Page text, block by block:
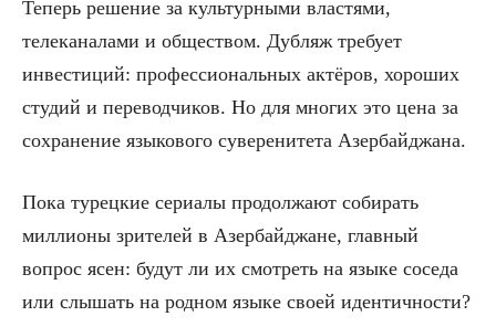
Теперь решение за культурными властями,
телеканалами и обществом. Дубляж требует
инвестиций: профессиональных актёров, хороших
студий и переводчиков. Но для многих это цена за
сохранение языкового суверенитета Азербайджана.
Пока турецкие сериалы продолжают собирать
миллионы зрителей в Азербайджане, главный
вопрос ясен: будут ли их смотреть на языке соседа
или слышать на родном языке своей идентичности?